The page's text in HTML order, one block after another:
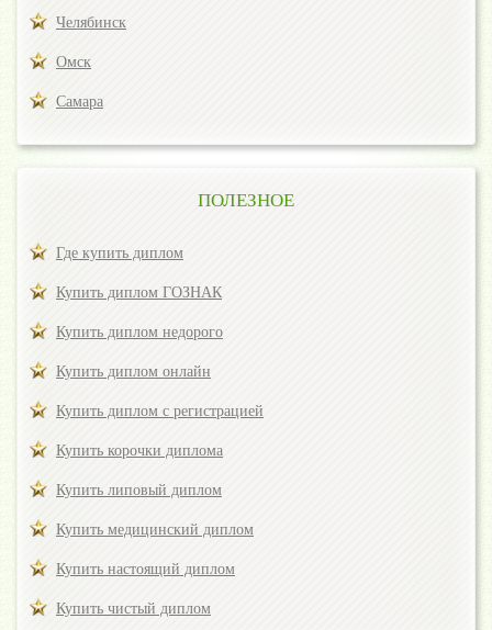
Челябинск
Омск
Самара
ПОЛЕЗНОЕ
Где купить диплом
Купить диплом ГОЗНАК
Купить диплом недорого
Купить диплом онлайн
Купить диплом с регистрацией
Купить корочки диплома
Купить липовый диплом
Купить медицинский диплом
Купить настоящий диплом
Купить чистый диплом